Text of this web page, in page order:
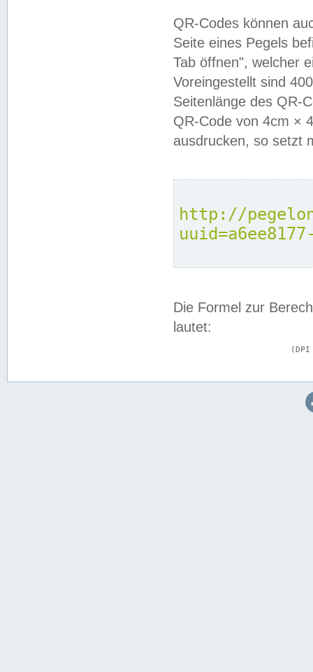
QR-Codes können
Seite eines Pegels
Tab öffnen", welcher
Voreingestellt sind
Seitenlänge des QR-
QR-Code von 4cm ×
ausdrucken, so setzt
http://
Die Formel zur
lautet: